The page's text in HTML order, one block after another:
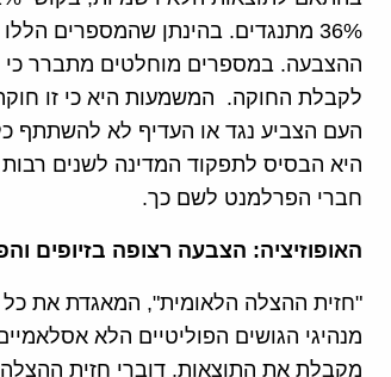
לקבלת החוקה. המשמעות היא כי זו
העם הצביע נגד או העדיף לא להשתתף
היא הבסיס לתפקוד המדינה לשנים רבות
חברי הפרלמנט לשם כך.
האופוזיציה: הצבעה רצופה בזיופים
"חזית ההצלה הלאומית", המאגדת את כל
מנהיגי הגושים הפוליטיים הלא
מקבלת את התוצאות. דוברי חזית ההצלה